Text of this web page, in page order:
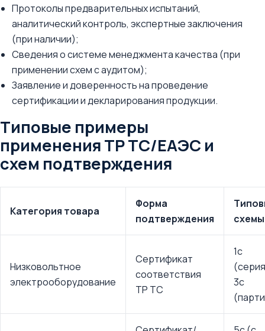
Протоколы предварительных испытаний,
аналитический контроль, экспертные заключения
(при наличии);
Сведения о системе менеджмента качества (при
применении схем с аудитом);
Заявление и доверенность на проведение
сертификации и декларирования продукции.
Типовые примеры
применения ТР ТС/ЕАЭС и
схем подтверждения
Категория товара
Форма
подтверждения
схемы
Низковольтное
электрооборудование
Сертификат
соответствия
ТР ТС
1с
3с